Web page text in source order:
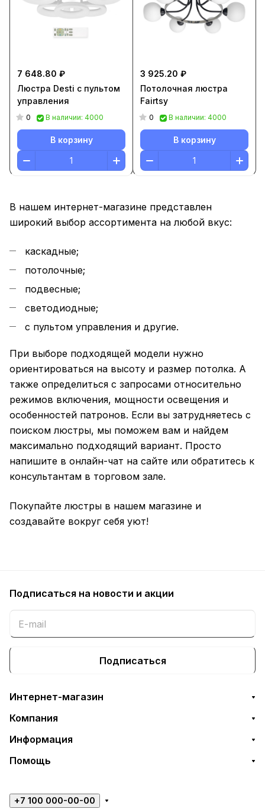
7 648.80 ₽
Люстра Desti с пультом
управления
0 В наличии: 4000
В корзину
3 925.20 ₽
Потолочная люстра
Fairtsy
0 В наличии: 4000
В корзину
В нашем интернет-магазине представлен
широкий выбор ассортимента на любой вкус:
каскадные;
потолочные;
подвесные;
светодиодные;
с пультом управления и другие.
При выборе подходящей модели нужно
ориентироваться на высоту и размер потолка. А
также определиться с запросами относительно
режимов включения, мощности освещения и
особенностей патронов. Если вы затрудняетесь с
поиском люстры, мы поможем вам и найдем
максимально подходящий вариант. Просто
напишите в онлайн-чат на сайте или обратитесь к
консультантам в торговом зале.
Покупайте люстры в нашем магазине и
создавайте вокруг себя уют!
Подписаться на новости и акции
Подписаться
Интернет-магазин
Компания
Информация
Помощь
+7 100 000-00-00